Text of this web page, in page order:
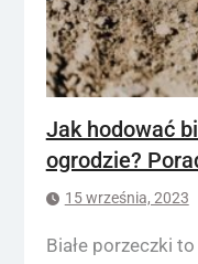
Jak hodować
ogrodzie?
15 września, 2023
Białe porzeczki